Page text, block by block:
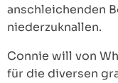
anschleichenden
niederzuknallen.
Connie will von
für die diversen